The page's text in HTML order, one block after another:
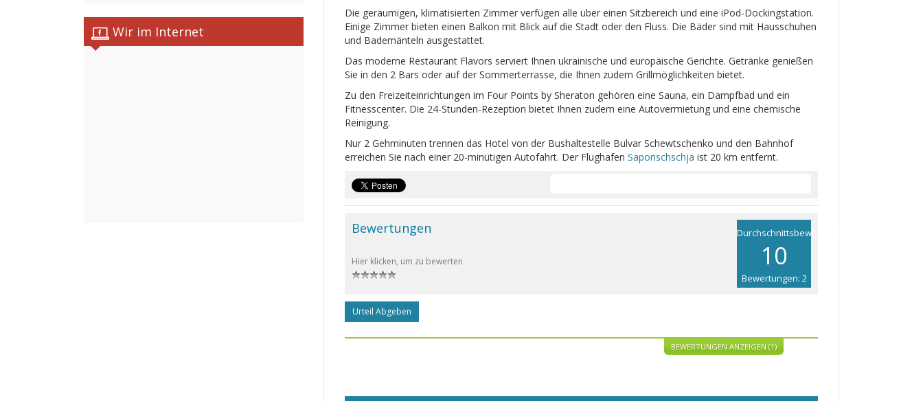
Wir im Internet
Die geräumigen, klimatisierten Zimmer verfügen alle über einen Sitzbereich und eine iPod-Dockingstation.
Einige Zimmer bieten einen Balkon mit Blick auf die Stadt oder den Fluss. Die Bäder sind mit Hausschuhen
und Bademänteln ausgestattet.
Das moderne Restaurant Flavors serviert Ihnen ukrainische und europäische Gerichte. Getränke genießen
Sie in den 2 Bars oder auf der Sommerterrasse, die Ihnen zudem Grillmöglichkeiten bietet.
Zu den Freizeiteinrichtungen im Four Points by Sheraton gehören eine Sauna, ein Dampfbad und ein
Fitnesscenter. Die 24-Stunden-Rezeption bietet Ihnen zudem eine Autovermietung und eine chemische
Reinigung.
Nur 2 Gehminuten trennen das Hotel von der Bushaltestelle Bulvar Schewtschenko und den Bahnhof
erreichen Sie nach einer 20-minütigen Autofahrt. Der Flughafen Saporischschja ist 20 km entfernt.
Durchschnittsbewertung
10
Bewertungen: 2
Bewertungen
Hier klicken, um zu bewerten
Urteil Abgeben
BEWERTUNGEN ANZEIGEN (1)